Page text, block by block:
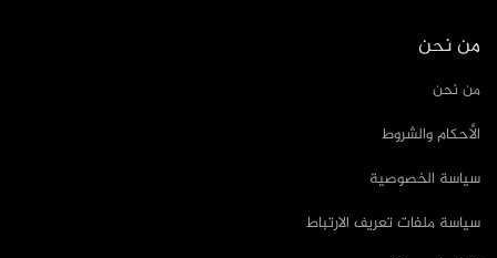
من نحن
من نحن
الأحكام والشروط
سياسة الخصوصية
سياسة ملفات تعريف الارتباط